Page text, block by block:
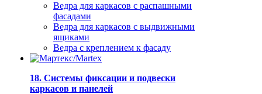
Ведра для каркасов с распашными
фасадами
Ведра для каркасов с выдвижными
ящиками
Ведра с креплением к фасаду
18. Системы фиксации и подвески
каркасов и панелей